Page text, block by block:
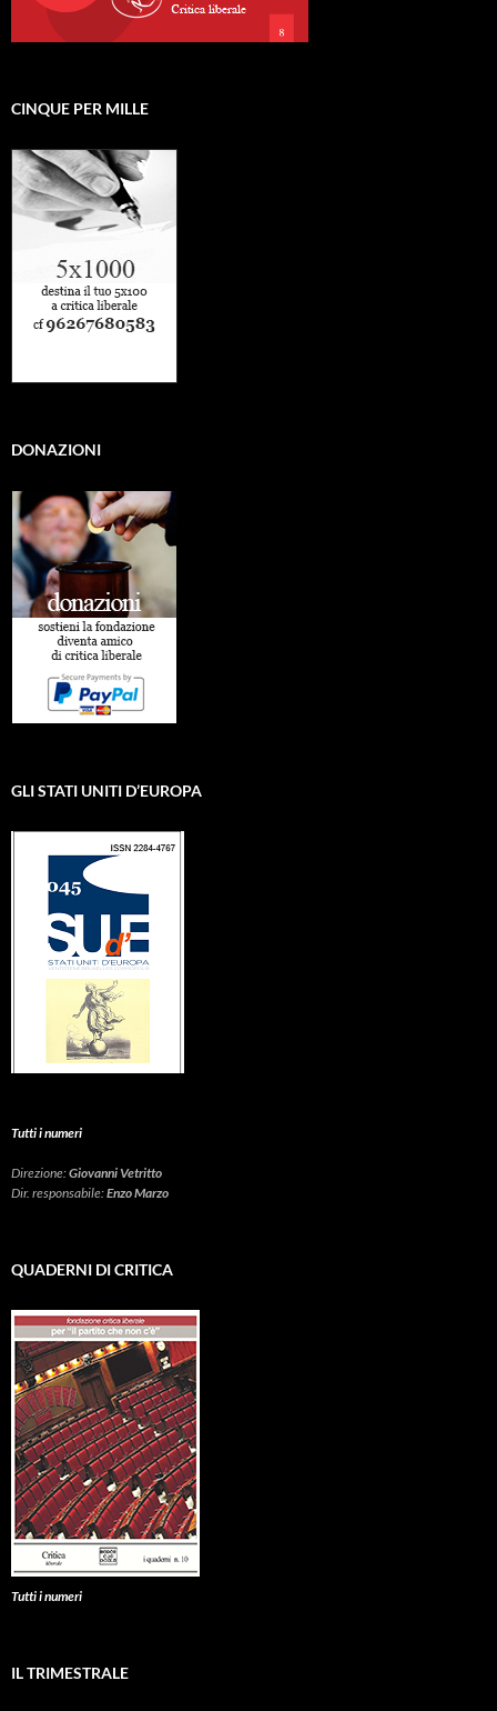
CINQUE PER MILLE
DONAZIONI
GLI STATI UNITI D’EUROPA
Tutti i numeri
Direzione:Giovanni Vetritto
Dir. responsabile:Enzo Marzo
QUADERNI DI CRITICA
Tutti i numeri
IL TRIMESTRALE